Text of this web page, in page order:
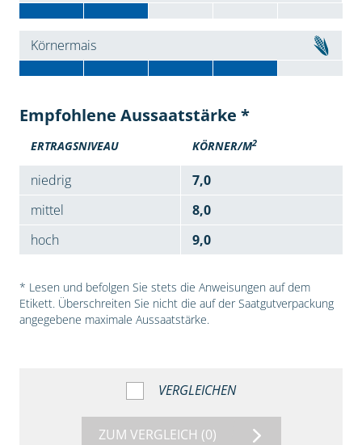
Körnermais
Empfohlene Aussaatstärke *
ERTRAGSNIVEAU KÖRNER/M2
niedrig
7,0
mittel
8,0
hoch
9,0
* Lesen und befolgen Sie stets die Anweisungen auf dem
Etikett. Überschreiten Sie nicht die auf der Saatgutverpackung
angegebene maximale Aussaatstärke.
VERGLEICHEN
ZUM VERGLEICH (0)